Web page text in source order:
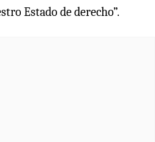
Estado de derecho”.